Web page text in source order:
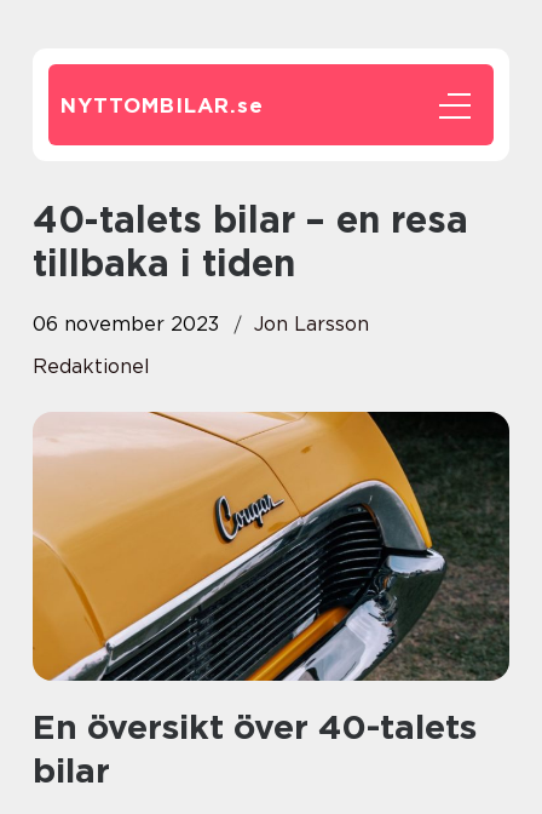
NYTTOMBILAR.se
40-talets bilar – en resa
tillbaka i tiden
06 november 2023
Jon Larsson
Redaktionel
En översikt över 40-talets
bilar